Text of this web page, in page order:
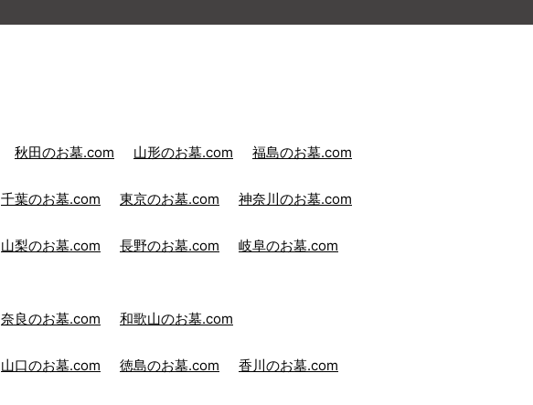
秋田のお墓.com 山形のお墓.com 福島のお墓.com
千葉のお墓.com 東京のお墓.com 神奈川のお墓.com
山梨のお墓.com 長野のお墓.com
岐阜のお墓.com
奈良のお墓.com 和歌山のお墓.com
山口のお墓.com 徳島のお墓.com
香川のお墓.com